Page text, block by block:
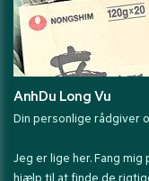
AnhDu Long Vu
Din personlige rådgiver
Jeg er lige her. Fang